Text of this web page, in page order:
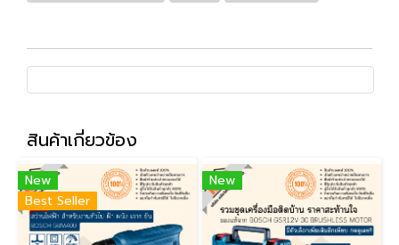
สินค้าเกี่ยวข้อง
New
Best Seller
New